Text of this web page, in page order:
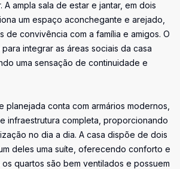
A ampla sala de estar e jantar, em dois
um espaço aconchegante e arejado,
de convivência com a família e amigos. O
integrar as áreas sociais da casa
uma sensação de continuidade e
planejada conta com armários modernos,
infraestrutura completa, proporcionando
no dia a dia. A casa dispõe de dois
deles uma suíte, oferecendo conforto e
quartos são bem ventilados e possuem